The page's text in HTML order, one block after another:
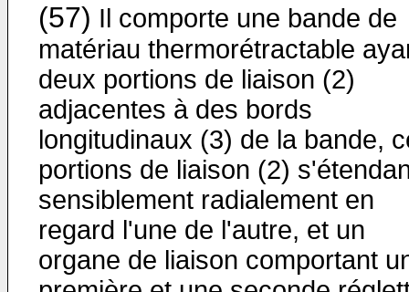
(57) Il comporte une bande de
matériau thermorétractable
deux portions de liaison (2)
adjacentes à des bords
longitudinaux (3) de la bande,
portions de liaison (2)
sensiblement radialement en
regard l'une de l'autre, et un
organe de liaison comportant